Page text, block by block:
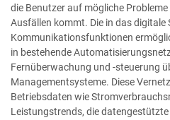
die Benutzer auf mögliche
Ausfällen kommt. Die in das
Kommunikationsfunktionen
in bestehende
Fernüberwachung und -steuerung
Managementsysteme. Diese
Betriebsdaten wie
Leistungstrends, die